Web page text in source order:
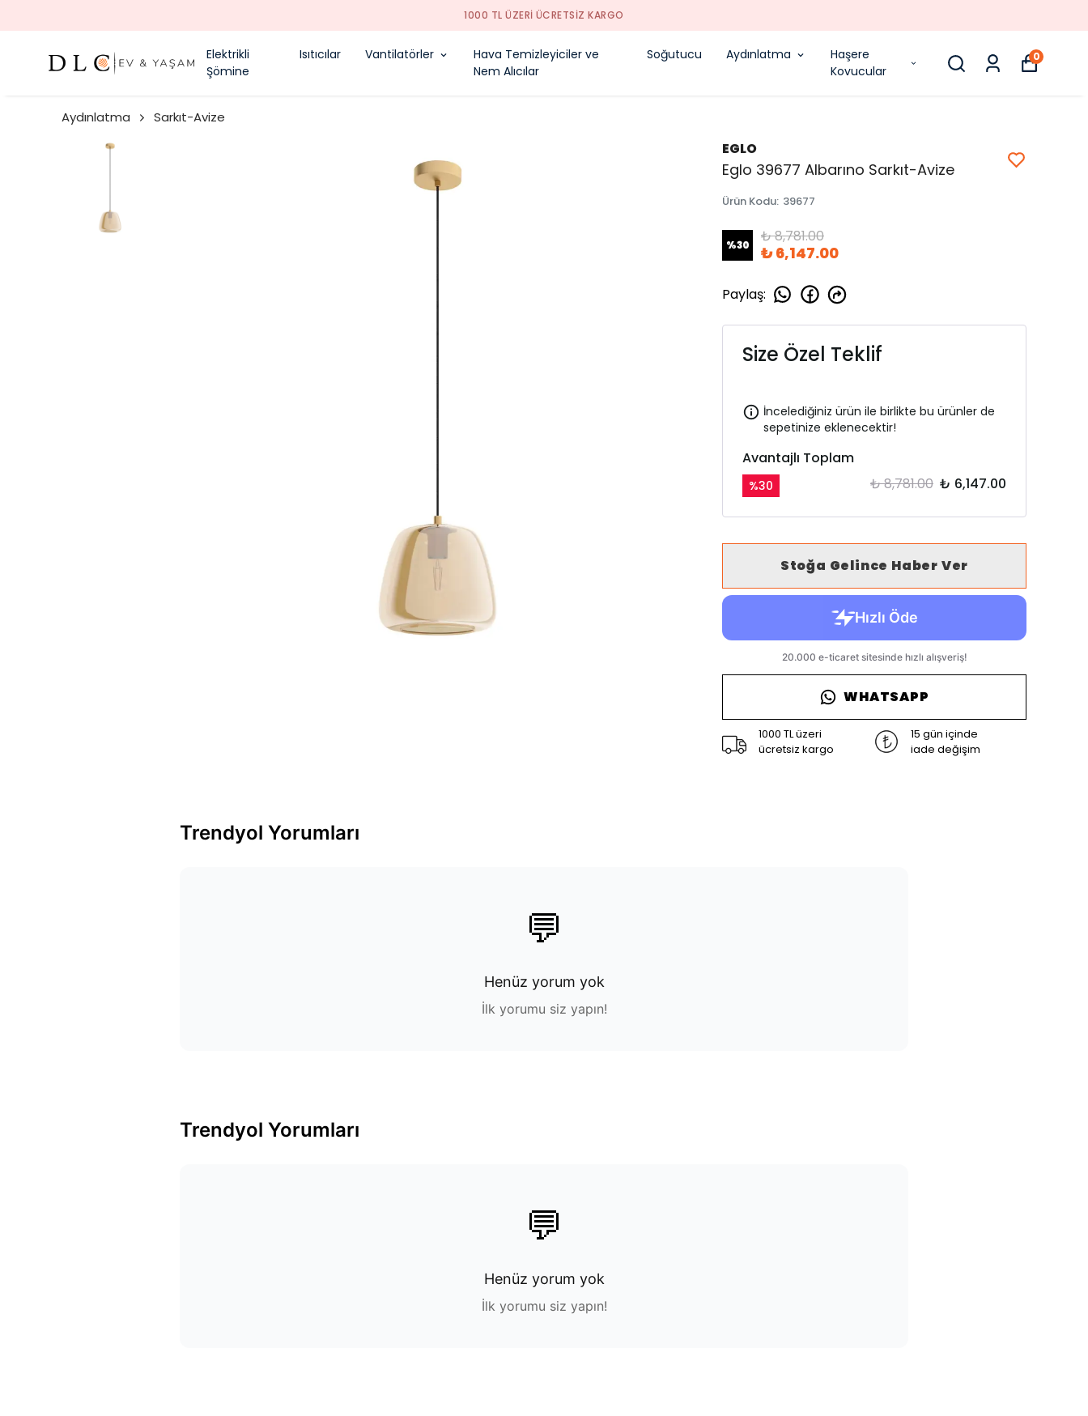
1000 TL ÜZERI ÜCRETSIZ KARGO
Elektrikli
Şömine
Isıtıcılar Vantilatörler
Hava Temizleyiciler ve
Nem Alıcılar
Soğutucu Aydınlatma
Haşere
Kovucular
0
Aydınlatma Sarkıt-Avize
EGLO
Eglo 39677 Albarıno Sarkıt-Avize
Ürün Kodu: 39677
%30 ₺ 8,781.00
₺ 6,147.00
Paylaş:
Size Özel Teklif
İncelediğiniz ürün ile birlikte bu ürünler de
sepetinize eklenecektir!
Avantajlı Toplam
%30 ₺ 8,781.00 ₺ 6,147.00
Stoğa Gelince Haber Ver
WHATSAPP
1000 TL üzeri
ücretsiz kargo
15 gün içinde
iade değişim
Trendyol Yorumları
💬
Henüz yorum yok
İlk yorumu siz yapın!
Trendyol Yorumları
💬
Henüz yorum yok
İlk yorumu siz yapın!